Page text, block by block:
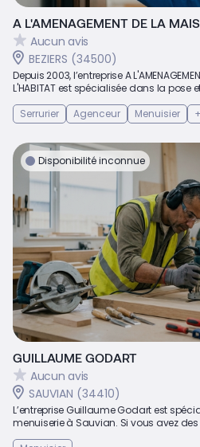
A L'AMENAGEMENT DE LA
Aucun avis
BEZIERS (34500)
Depuis 2003, l’entreprise A
L'HABITAT est spécialisée dans la pose
Serrurier
Agenceur Menuisier
Disponibilité inconnue
GUILLAUME GODART
Aucun avis
SAUVIAN (34410)
L’entreprise Guillaume Godart est
menuiserie à Sauvian. Si vous avez